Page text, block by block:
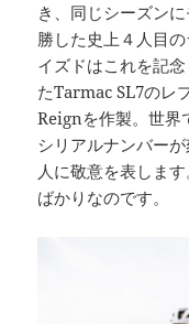
き、同じシーズン
勝した史上４人目
イズドはこれを記
たTarmac SL7のレ
Reignを作製。世界
シリアルナンバー
人に敬意を表しま
ばかりなのです。